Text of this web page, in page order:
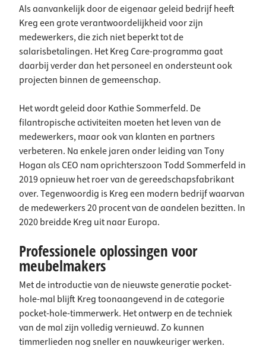
Als aanvankelijk door de eigenaar geleid bedrijf heeft
Kreg een grote verantwoordelijkheid voor zijn
medewerkers, die zich niet beperkt tot de
salarisbetalingen. Het Kreg Care-programma gaat
daarbij verder dan het personeel en ondersteunt ook
projecten binnen de gemeenschap.
Het wordt geleid door Kathie Sommerfeld. De
filantropische activiteiten moeten het leven van de
medewerkers, maar ook van klanten en partners
verbeteren. Na enkele jaren onder leiding van Tony
Hogan als CEO nam oprichterszoon Todd Sommerfeld in
2019 opnieuw het roer van de gereedschapsfabrikant
over. Tegenwoordig is Kreg een modern bedrijf waarvan
de medewerkers 20 procent van de aandelen bezitten. In
2020 breidde Kreg uit naar Europa.
Professionele oplossingen voor
meubelmakers
Met de introductie van de nieuwste generatie pocket-
hole-mal blijft Kreg toonaangevend in de categorie
pocket-hole-timmerwerk. Het ontwerp en de techniek
van de mal zijn volledig vernieuwd. Zo kunnen
timmerlieden nog sneller en nauwkeuriger werken.